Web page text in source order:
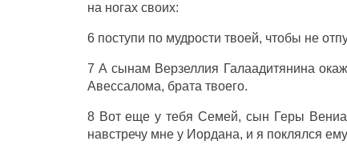
на ногахсвоих:
6 поступи по мудрости твоей, чтобы не
7 Асынам Верзеллия Галаадитянина
Авессалома, брата твоего.
8 Вот еще у тебяСемей, сын Геры
навстречумне у Иордана, и я поклялся ему